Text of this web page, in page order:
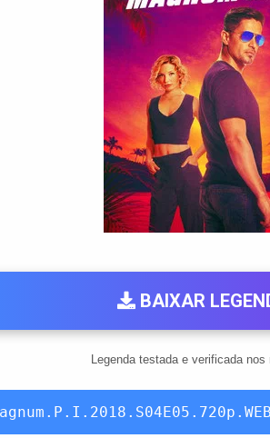
BAIXAR
Legenda testada e verificada nos